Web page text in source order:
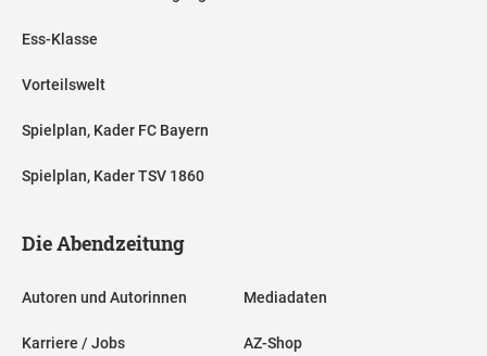
Ess-Klasse
Vorteilswelt
Spielplan, Kader FC Bayern
Spielplan, Kader TSV 1860
Die Abendzeitung
Autoren und Autorinnen
Karriere / Jobs
Mediadaten
AZ-Shop